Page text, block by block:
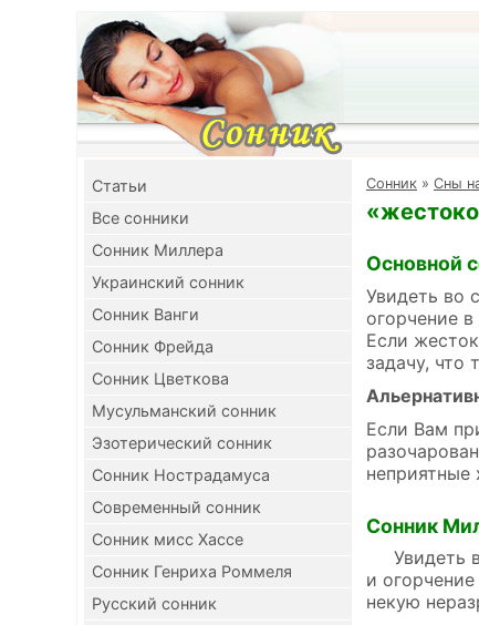
Cтатьи
Все сонники
Сонник Миллера
Украинский сонник
Сонник Ванги
Сонник Фрейда
Сонник Цветкова
Мусульманский сонник
Эзотерический сонник
Сонник Нострадамуса
Современный сонник
Сонник мисс Хассе
Сонник Генриха Роммеля
Русский сонник
Cонник » Сны
Основной
Увидеть во
огорчение в
Если
задачу, что
Если Вам
неприятные
Сонник
Увидеть
и
некую